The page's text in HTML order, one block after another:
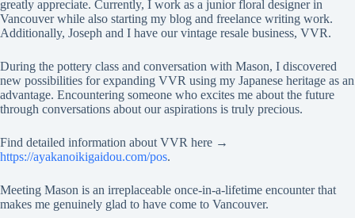
greatly appreciate. Currently, I work as a junior floral designer in
Vancouver while also starting my blog and freelance writing work.
Additionally, Joseph and I have our vintage resale business, VVR.
During the pottery class and conversation with Mason, I discovered
new possibilities for expanding VVR using my Japanese heritage as an
advantage. Encountering someone who excites me about the future
through conversations about our aspirations is truly precious.
Find detailed information about VVR here →
https://ayakanoikigaidou.com/pos.
Meeting Mason is an irreplaceable once-in-a-lifetime encounter that
makes me genuinely glad to have come to Vancouver.